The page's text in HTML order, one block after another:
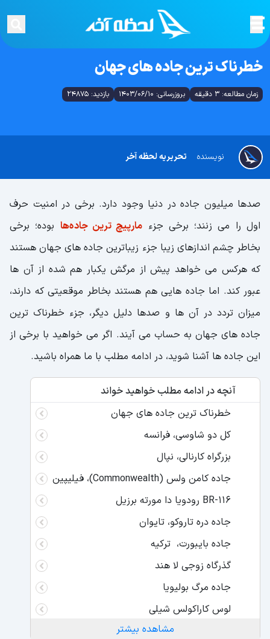
خطرناک ترین جاده های جهان
زمان مطالعه: 3 دقیقه بروزرسانی: 1403/06/10 بازدید: 24875
تحریریه لحظه آخر نویسنده
صدها میلیون جاده در دنیا وجود دارد. برخی در امنیت حرف
اول را می زنند؛ برخی جزء مارپیچ ترین جاده‌ها بوده؛ برخی
بخاطر چشم اندازهای زیبا جزء زیباترین جاده های جهان هستند
که هرکس می خواهد پیش از مرگش یکبار هم شده از آن ها
عبور کند. اما جاده هایی هم هستند بخاطر موقعیتی که دارند،
میزان تردد در آن ها و صدها دلیل دیگر، جزء خطرناک ترین
جاده های جهان به حساب می آیند. اگر می خواهید با برخی از
این جاده ها آشنا شوید، در ادامه مطلب با ما همراه باشید.
آنچه در ادامه مطلب خواهید خواند
خطرناک ترین جاده های جهان
کل دو شاوسی، فرانسه
بزرگراه کارنالی، نپال
جاده کامن ولس (Commonwealth)، فیلیپین
BR-116 رودویا دا مورته برزیل
جاده دره تاروکو، تایوان
جاده بایبورت، ترکیه
گذرگاه زوجی لا هند
جاده مرگ بولیویا
لوس کاراکولس شیلی
جاده دالتون آلاسکامشاهده بیشتر